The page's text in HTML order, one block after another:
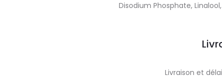
Disodium Phosphate,
Livraison et